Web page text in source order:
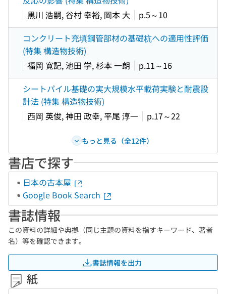
黒川 浩嗣, 谷村 幸裕, 岡本 大
p.5～10
コンクリート充填鋼管部材の基礎杭への適用性評価
(特集 構造物技術)
福岡 寛記, 池田 学, 杉本 一朗
p.11～16
シートパイル基礎の実大規模水平載荷実験と耐震設
計法 (特集 構造物技術)
西岡 英俊, 神田 政幸, 平尾 淳一
p.17～22
もっと見る（全12件）
書店で探す
日本の古本屋
Google Book Search
書誌情報
この資料の詳細や典拠（同じ主題の資料を指すキーワード、著者
名）等を確認できます。
書誌情報を出力
紙